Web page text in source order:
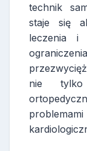
technik
staje się
leczenia i
nie